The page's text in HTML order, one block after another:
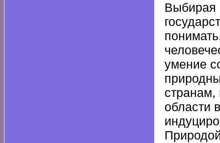
Выбирая
умение
странам,
области